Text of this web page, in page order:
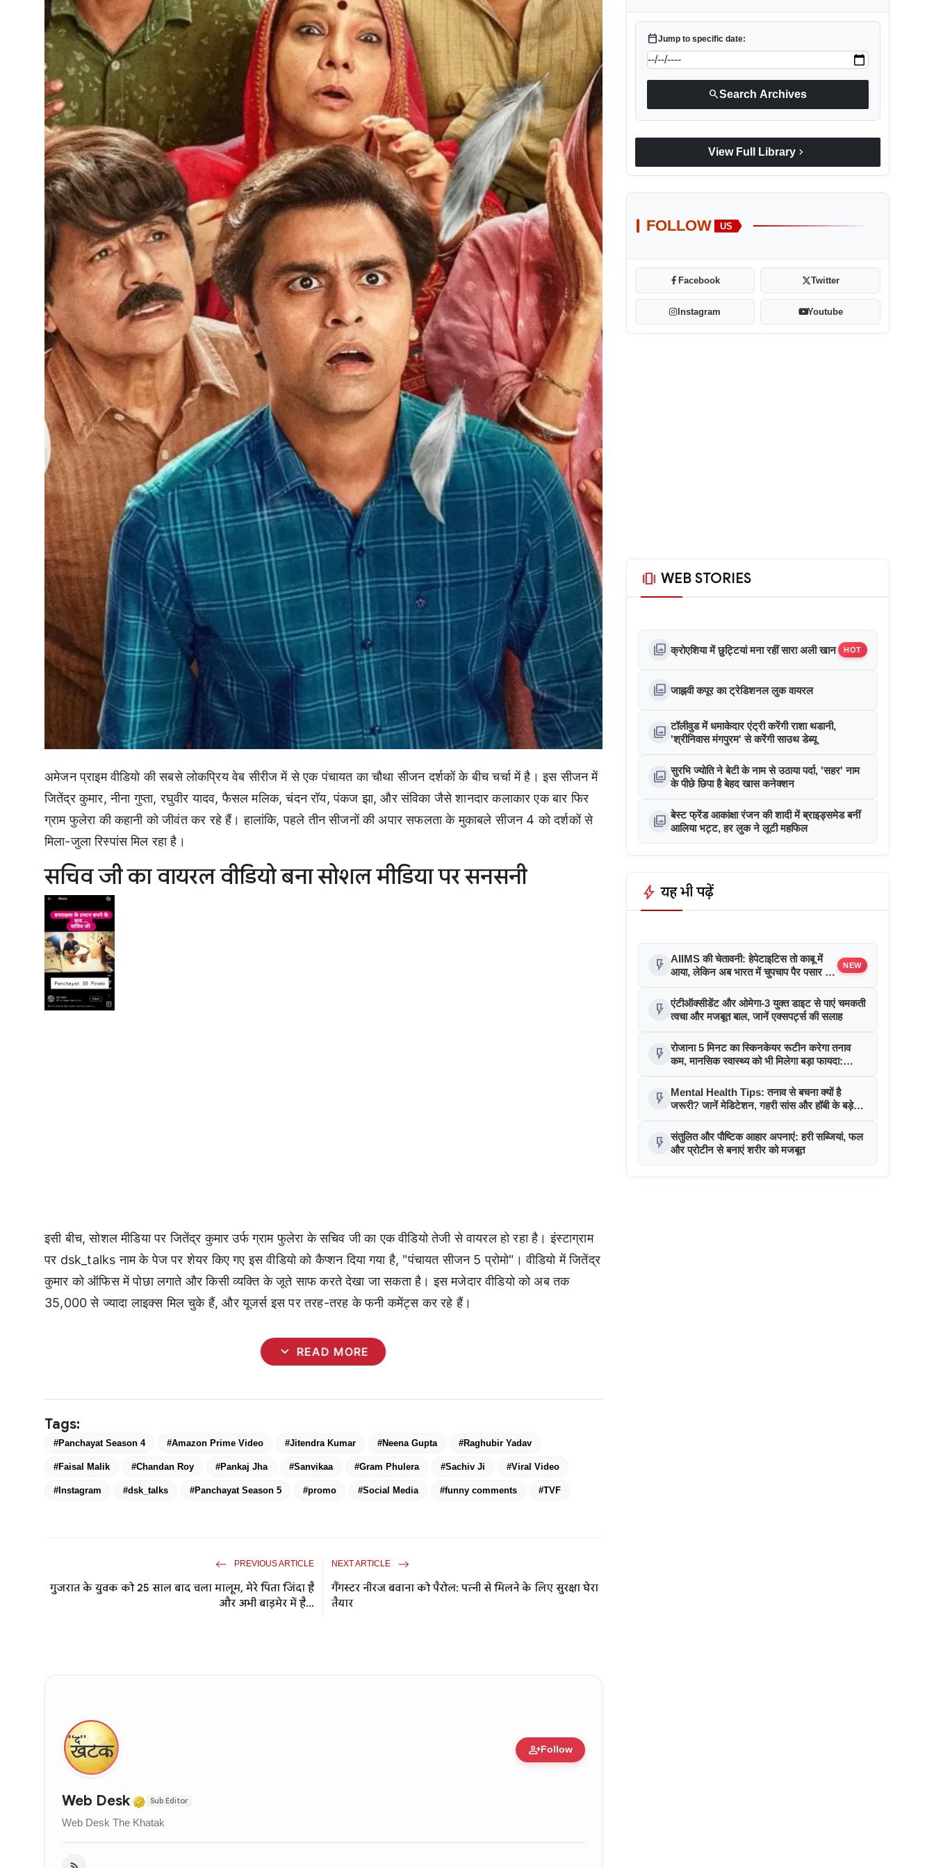
अमेजन प्राइम वीडियो की सबसे लोकप्रिय वेब सीरीज में से एक पंचायत का चौथा सीजन दर्शकों के बीच चर्चा में है। इस सीजन में
जितेंद्र कुमार, नीना गुप्ता, रघुवीर यादव, फैसल मलिक, चंदन रॉय, पंकज झा, और संविका जैसे शानदार कलाकार एक बार फिर
ग्राम फुलेरा की कहानी को जीवंत कर रहे हैं। हालांकि, पहले तीन सीजनों की अपार सफलता के मुकाबले सीजन 4 को दर्शकों से
मिला-जुला रिस्पांस मिल रहा है।
सचिव जी का वायरल वीडियो बना सोशल मीडिया पर सनसनी
इसी बीच, सोशल मीडिया पर जितेंद्र कुमार उर्फ ग्राम फुलेरा के सचिव जी का एक वीडियो तेजी से वायरल हो रहा है। इंस्टाग्राम
पर dsk_talks नाम के पेज पर शेयर किए गए इस वीडियो को कैप्शन दिया गया है, "पंचायत सीजन 5 प्रोमो"। वीडियो में जितेंद्र
कुमार को ऑफिस में पोछा लगाते और किसी व्यक्ति के जूते साफ करते देखा जा सकता है। इस मजेदार वीडियो को अब तक
35,000 से ज्यादा लाइक्स मिल चुके हैं, और यूजर्स इस पर तरह-तरह के फनी कमेंट्स कर रहे हैं।
expand_more READ MORE
Tags:
#Panchayat Season 4 #Amazon Prime Video #Jitendra Kumar #Neena Gupta #Raghubir Yadav
#Faisal Malik #Chandan Roy #Pankaj Jha #Sanvikaa #Gram Phulera #Sachiv Ji #Viral Video
#Instagram #dsk_talks #Panchayat Season 5 #promo #Social Media #funny comments #TVF
PREVIOUS ARTICLE
गुजरात के युवक को 25 साल बाद चला मालूम, मेरे पिता जिंदा है
और अभी बाड़मेर में है...
NEXT ARTICLE
गैंगस्टर नीरज बवाना को पैरोल: पत्नी से मिलने के लिए सुरक्षा घेरा
तैयार
person_addFollow
Web Desk Verified Media or Organization • 11 Jun, 2026
Sub Editor
Web Desk The Khatak
calendar_todayJump to specific date:
searchSearch Archives
View Full Library chevron_right
FOLLOW US
Facebook Twitter
Instagram Youtube
amp_stories WEB STORIES
photo_library क्रोएशिया में छुट्टियां मना रहीं सारा अली खान HOT
photo_library जाह्नवी कपूर का ट्रेडिशनल लुक वायरल
photo_library टॉलीवुड में धमाकेदार एंट्री करेंगी राशा थडानी,
'श्रीनिवास मंगपुरम' से करेंगी साउथ डेब्यू
photo_library सुरभि ज्योति ने बेटी के नाम से उठाया पर्दा, 'सहर' नाम
के पीछे छिपा है बेहद खास कनेक्शन
photo_library बेस्ट फ्रेंड आकांक्षा रंजन की शादी में ब्राइड्समेड बनीं
आलिया भट्ट, हर लुक ने लूटी महफिल
bolt यह भी पढ़ें
flash_on AIIMS की चेतावनी: हेपेटाइटिस तो काबू में
आया, लेकिन अब भारत में चुपचाप पैर पसार रही
NEW
flash_on एंटीऑक्सीडेंट और ओमेगा-3 युक्त डाइट से पाएं चमकती
त्वचा और मजबूत बाल, जानें एक्सपर्ट्स की सलाह
flash_on रोजाना 5 मिनट का स्किनकेयर रूटीन करेगा तनाव
कम, मानसिक स्वास्थ्य को भी मिलेगा बड़ा फायदा:
flash_on
Mental Health Tips: तनाव से बचना क्यों है
जरूरी? जानें मेडिटेशन, गहरी सांस और हॉबी के बड़े
flash_on संतुलित और पौष्टिक आहार अपनाएं: हरी सब्जियां, फल
और प्रोटीन से बनाएं शरीर को मजबूत